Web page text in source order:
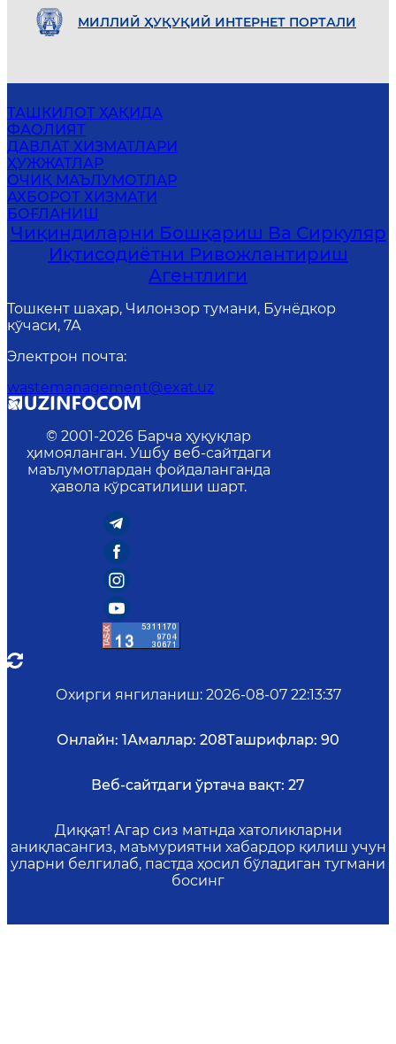
МИЛЛИЙ ҲУҚУҚИЙ ИНТEРНEТ ПОРТАЛИ
ТАШКИЛОТ ҲАҚИДА
ФАОЛИЯТ
ДАВЛАТ ХИЗМАТЛАРИ
ҲУЖЖАТЛАР
ОЧИҚ МАЪЛУМОТЛАР
АХБОРОТ ХИЗМАТИ
БОҒЛАНИШ
Чиқиндиларни Бошқариш Ва Сиркуляр
Иқтисодиётни Ривожлантириш
Агентлиги
Тошкент шаҳар, Чилонзор тумани, Бунёдкор
кўчаси, 7А
Электрон почта:
wastemanagement@exat.uz
© 2001-2026 Барча ҳуқуқлар
ҳимояланган. Ушбу веб-сайтдаги
маълумотлардан фойдаланганда
ҳавола кўрсатилиши шарт.
Охирги янгиланиш: 2026-08-07 22:13:37
Онлайн: 1Амаллар: 208Ташрифлар: 90
Веб-сайтдаги ўртача вақт: 27
Диққат! Агар сиз матнда хатоликларни
аниқласангиз, маъмуриятни хабардор қилиш учун
уларни белгилаб, пастда ҳосил бўладиган тугмани
босинг